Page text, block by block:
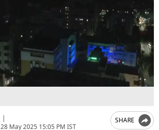
|
28 May 2025 15:05 PM IST
SHARE